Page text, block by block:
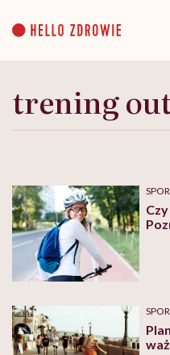
content
trening